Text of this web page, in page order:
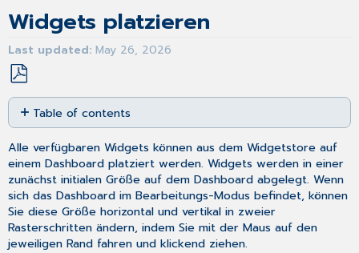
Widgets platzieren
Last updated May 26, 2026
Save
as
PDF
Table of contents
No
headers
Alle verfügbaren Widgets können aus dem Widgetstore auf
einem Dashboard platziert werden. Widgets werden in einer
zunächst initialen Größe auf dem Dashboard abgelegt. Wenn
sich das Dashboard im Bearbeitungs-Modus befindet, können
Sie diese Größe horizontal und vertikal in zweier
Rasterschritten ändern, indem Sie mit der Maus auf den
jeweiligen Rand fahren und klickend ziehen.